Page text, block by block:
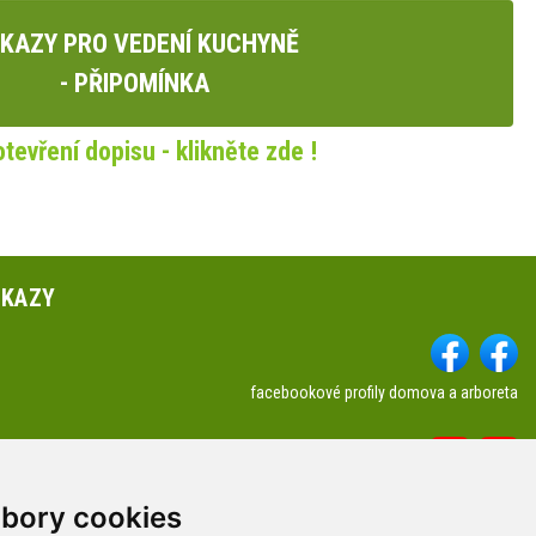
cookies
PRO VEDENÍ KUCHYNĚ
- PŘIPOMÍNKA
dopisu - klikněte zde !
kontakty
facebookové profily domova a arboreta